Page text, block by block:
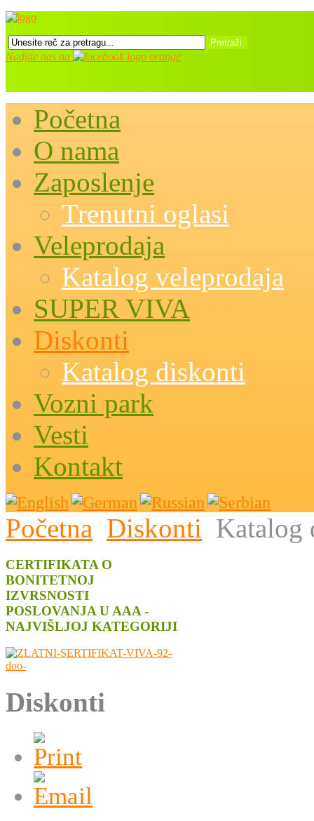
Nadjite nas na
Početna
O nama
Zaposlenje
Trenutni oglasi
Veleprodaja
Katalog veleprodaja
SUPER VIVA
Diskonti
Katalog diskonti
Vozni park
Vesti
Kontakt
Početna Diskonti Katalog
CERTIFIKATA O
BONITETNOJ
IZVRSNOSTI
POSLOVANJA U AAA -
NAJVIŠLJOJ KATEGORIJI
Diskonti